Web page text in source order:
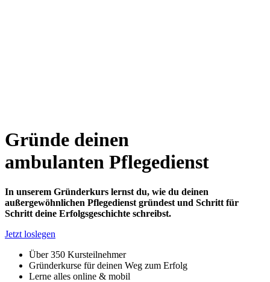
Gründe deinen
ambulanten Pflegedienst
In unserem Gründerkurs lernst du, wie du deinen
außergewöhnlichen Pflegedienst gründest und Schritt für
Schritt deine Erfolgsgeschichte schreibst.
Jetzt loslegen
Über 350 Kursteilnehmer
Gründerkurse für deinen Weg zum Erfolg
Lerne alles online & mobil